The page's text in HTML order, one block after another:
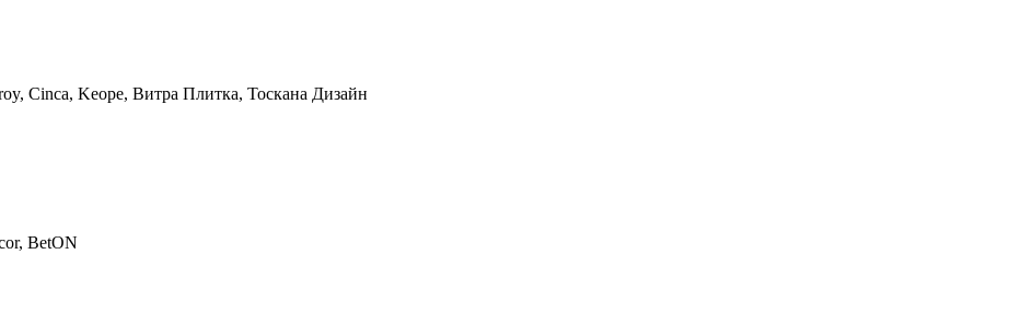
Cinca, Keope, Витра Плитка, Тоскана Дизайн
BetON